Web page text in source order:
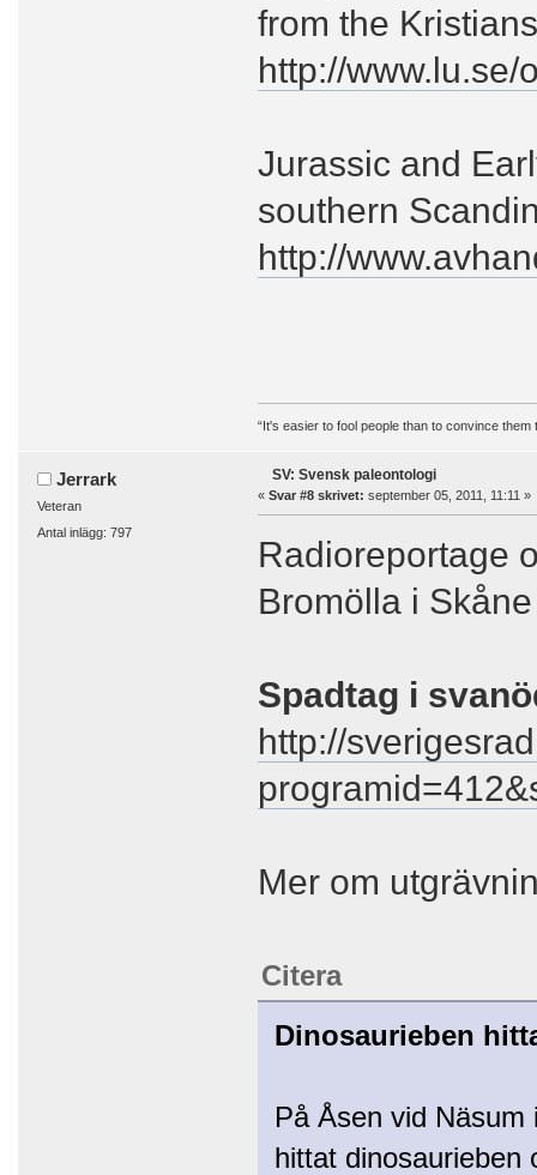
from the
http://
Jurassic and
southern
http://
“It's easier to fool people than to convince them
Jerrark
Veteran
Antal inlägg: 797
SV: Svensk paleontologi
« Svar #8 skrivet: september 05, 2011, 11:11 »
Radioreportage
Bromölla i Skåne
Spadtag i
http://
Mer om
Citera
Dinosaurieben
På Åsen vid
hittat dinosaurieben